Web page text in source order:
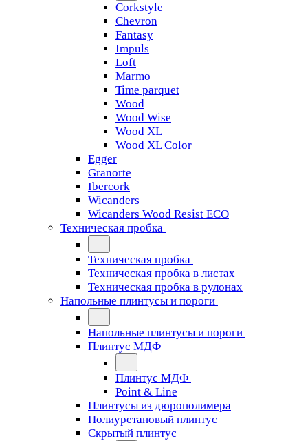
Corkstyle
Chevron
Fantasy
Impuls
Loft
Marmo
Time parquet
Wood
Wood Wise
Wood XL
Wood XL Color
Egger
Granorte
Ibercork
Wicanders
Wicanders Wood Resist ECO
Техническая пробка
Техническая пробка
Техническая пробка в листах
Техническая пробка в рулонах
Напольные плинтусы и пороги
Напольные плинтусы и пороги
Плинтус МДФ
Плинтус МДФ
Point & Line
Плинтусы из дюрополимера
Полиуретановый плинтус
Скрытый плинтус